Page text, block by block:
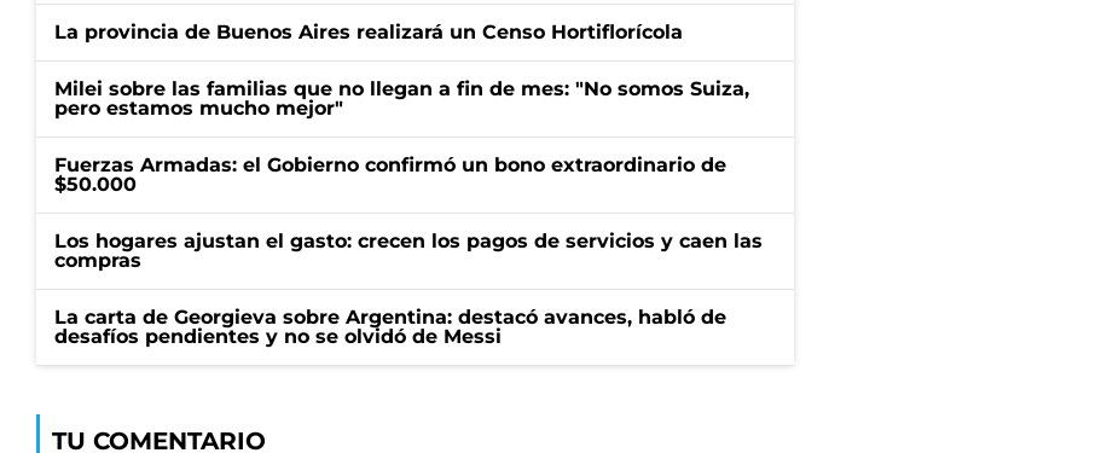
La provincia de Buenos Aires realizará un Censo Hortiflorícola
Milei sobre las familias que no llegan a fin de mes: "No somos Suiza,
pero estamos mucho mejor"
Fuerzas Armadas: el Gobierno confirmó un bono extraordinario de
$50.000
Los hogares ajustan el gasto: crecen los pagos de servicios y caen las
compras
La carta de Georgieva sobre Argentina: destacó avances, habló de
desafíos pendientes y no se olvidó de Messi
TU COMENTARIO